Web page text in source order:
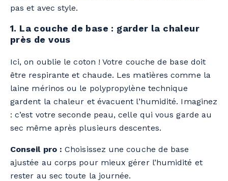
pas et avec style.
1. La couche de base : garder la chaleur
près de vous
Ici, on oublie le coton ! Votre couche de base doit
être respirante et chaude. Les matières comme la
laine mérinos ou le polypropylène technique
gardent la chaleur et évacuent l’humidité. Imaginez
: c’est votre seconde peau, celle qui vous garde au
sec même après plusieurs descentes.
Conseil pro : Choisissez une couche de base
ajustée au corps pour mieux gérer l’humidité et
rester au sec toute la journée.